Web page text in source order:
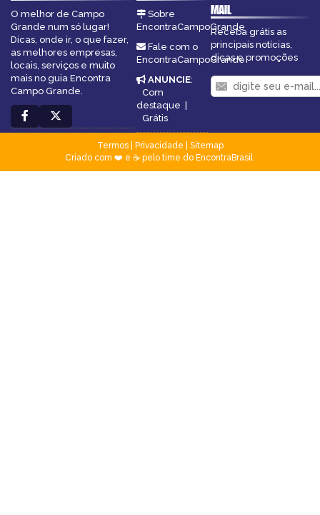
O melhor de Campo
Grande num só lugar!
Dicas, onde ir, o que fazer,
as melhores empresas,
locais, serviços e muito
mais no guia Encontra
Campo Grande.
Sobre
EncontraCampoGrande
Fale com o
EncontraCampoGrande
ANUNCIE:
Com
destaque |
Grátis
MAIL
Receba grátis as
principais notícias,
dicas e promoções
Termos| Privacidade
Sitemap
Criado com ❤️ e ☕ pelo time do EncontraBrasil